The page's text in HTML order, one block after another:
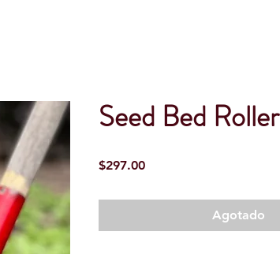
Seed Bed Roller
$297.00Precio
Agotado